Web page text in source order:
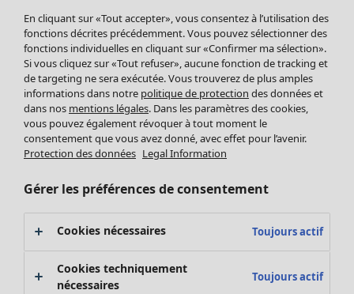
Leggings et collants
Accessoires
Chaussures
Vêtements de bain
Basics
Soldes Mobilier
Bonnes affaires déco
Décoration
Textiles
Tapis
Éponge
En cliquant sur «Tout accepter», vous consentez à l’utilisation des
fonctions décrites précédemment. Vous pouvez sélectionner des
fonctions individuelles en cliquant sur «Confirmer ma sélection».
Si vous cliquez sur «Tout refuser», aucune fonction de tracking et
de targeting ne sera exécutée. Vous trouverez de plus amples
informations dans notre politique de protection des données et
dans nos mentions légales. Dans les paramètres des cookies,
vous pouvez également révoquer à tout moment le
consentement que vous avez donné, avec effet pour l’avenir.
Protection des données Legal Information
Gérer les préférences de consentement
Cookies nécessaires Toujours actif
Cookies techniquement
nécessaires
Toujours actif